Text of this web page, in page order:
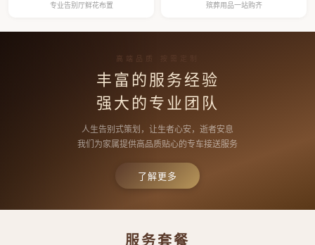
专业告别厅鲜花布置 殡葬用品一站购齐
高端品质 按需定制
丰富的服务经验
强大的专业团队
人生告别式策划，让生者心安，逝者安息
我们为家属提供高品质贴心的专车接送服务
了解更多
服务套餐